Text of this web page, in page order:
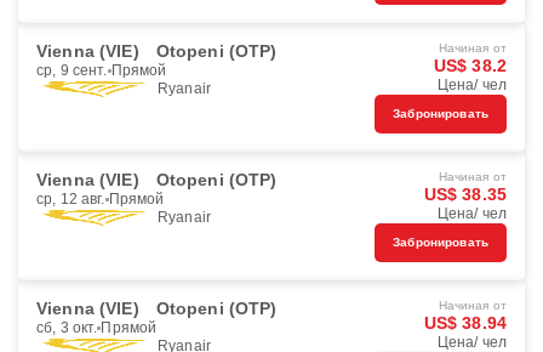
Vienna (VIE) Otopeni (OTP)
ср, 9 сент. Прямой
Ryanair
Начиная от
US$ 38.2
Цена/ чел
Забронировать
Vienna (VIE) Otopeni (OTP)
ср, 12 авг. Прямой
Ryanair
Начиная от
US$ 38.35
Цена/ чел
Забронировать
Vienna (VIE) Otopeni (OTP)
сб, 3 окт. Прямой
Ryanair
Начиная от
US$ 38.94
Цена/ чел